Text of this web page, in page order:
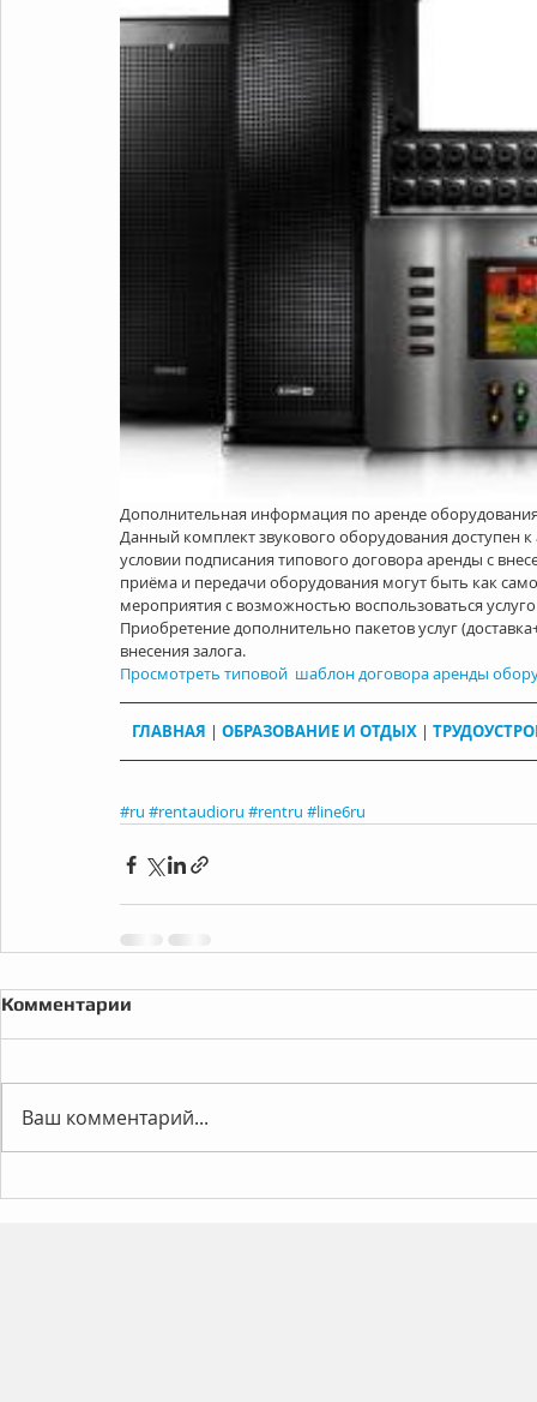
Дополнительная информация по аренде
Данный комплект звукового оборудования доступен
условии подписания типового договора аренды с
приёма и передачи оборудования могут быть как
мероприятия с возможностью воспользоваться
Приобретение дополнительно пакетов услуг
внесения залога.
Просмотреть типовой  шаблон договора аренды
ГЛАВНАЯ | ОБРАЗОВАНИЕ И ОТДЫХ |
#ru #rentaudioru #rentru #line6ru
Комментарии
Ваш комментарий...